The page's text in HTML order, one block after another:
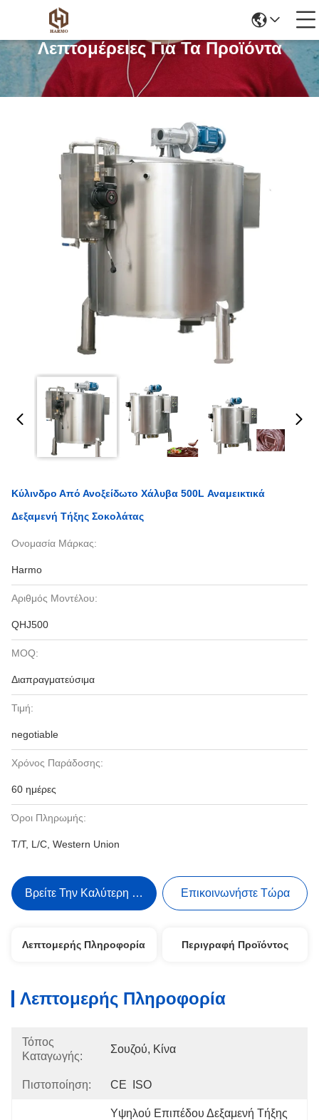
Λεπτομέρειες Για Τα Προϊόντα
Κύλινδρο Από Ανοξείδωτο Χάλυβα 500L Αναμεικτικά
Δεξαμενή Τήξης Σοκολάτας
Ονομασία Μάρκας:
Harmo
Αριθμός Μοντέλου:
QHJ500
MOQ:
Διαπραγματεύσιμα
Τιμή:
negotiable
Χρόνος Παράδοσης:
60 ημέρες
Όροι Πληρωμής:
T/T, L/C, Western Union
Βρείτε Την Καλύτερη Τιμή Επικοινωνήστε Τώρα
Λεπτομερής Πληροφορία Περιγραφή Προϊόντος
Λεπτομερής Πληροφορία
Τόπος
Καταγωγής:
Σουζού, Κίνα
Πιστοποίηση: CE  ISO
Υψηλού Επιπέδου Δεξαμενή Τήξης